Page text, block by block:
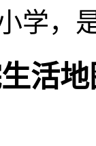
学，
活地